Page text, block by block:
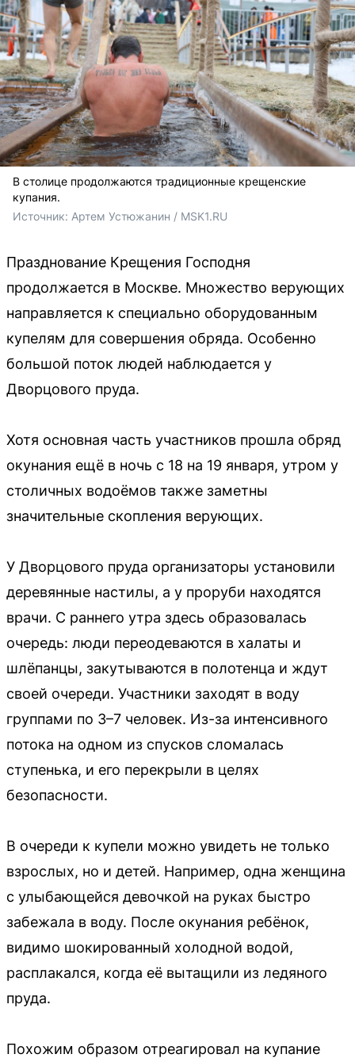
В столице продолжаются традиционные крещенские
купания.
Источник: Артем Устюжанин / MSK1.RU
Празднование Крещения Господня
продолжается в Москве. Множество верующих
направляется к специально оборудованным
купелям для совершения обряда. Особенно
большой поток людей наблюдается у
Дворцового пруда.
Хотя основная часть участников прошла обряд
окунания ещё в ночь с 18 на 19 января, утром у
столичных водоёмов также заметны
значительные скопления верующих.
У Дворцового пруда организаторы установили
деревянные настилы, а у проруби находятся
врачи. С раннего утра здесь образовалась
очередь: люди переодеваются в халаты и
шлёпанцы, закутываются в полотенца и ждут
своей очереди. Участники заходят в воду
группами по 3–7 человек. Из-за интенсивного
потока на одном из спусков сломалась
ступенька, и его перекрыли в целях
безопасности.
В очереди к купели можно увидеть не только
взрослых, но и детей. Например, одна женщина
с улыбающейся девочкой на руках быстро
забежала в воду. После окунания ребёнок,
видимо шокированный холодной водой,
расплакался, когда её вытащили из ледяного
пруда.
Похожим образом отреагировал на купание